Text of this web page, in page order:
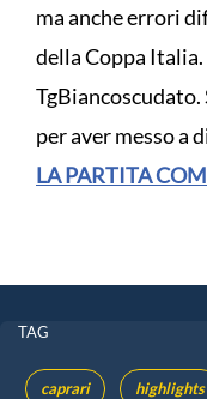
ma anche errori
della Coppa
per aver messo a
LA PARTITA
TAG
caprari highlights